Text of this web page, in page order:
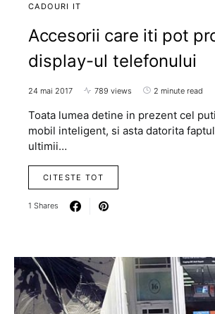
CADOURI IT
Accesorii care iti pot
display-ul telefonului
24 mai 2017 789 views 2 minute read
Toata lumea detine in prezent cel
mobil inteligent, si asta datorita
ultimii…
CITESTE TOT
1 Shares